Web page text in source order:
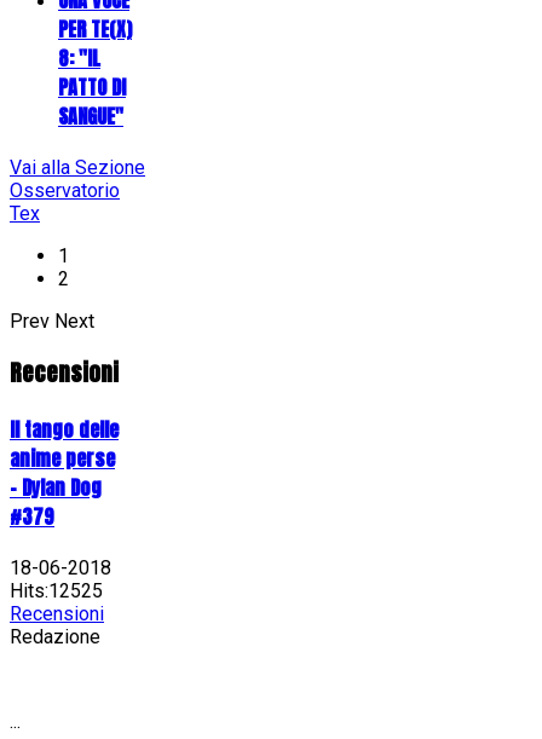
PER TE(X)
8: "IL
PATTO DI
SANGUE"
Vai alla Sezione
Osservatorio
Tex
1
2
Prev Next
Recensioni
Il tango delle
anime perse
- Dylan Dog
#379
18-06-2018
Hits:12525
Recensioni
Redazione
...